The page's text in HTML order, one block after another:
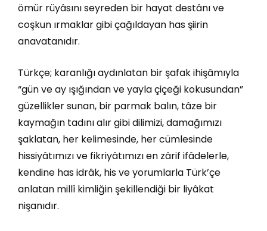
ömür rüyâsını seyreden bir hayat destânı ve
coşkun ırmaklar gibi çağıldayan has şiirin
anavatanıdır.
Türkçe; karanlığı aydınlatan bir şafak ihişâmıyla
“gün ve ay ışığından ve yayla çiçeği kokusundan”
güzellikler sunan, bir parmak balın, tâze bir
kaymağın tadını alır gibi dilimizi, damağımızı
şaklatan, her kelimesinde, her cümlesinde
hissiyâtımızı ve fikriyâtımızı en zârif ifâdelerle,
kendine has idrâk, his ve yorumlarla Türk’çe
anlatan millî kimliğin şekillendiği bir liyâkat
nişanıdır.